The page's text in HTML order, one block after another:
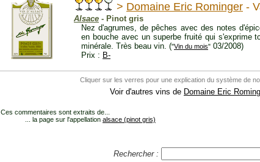
> Domaine Eric Rominger -
Alsace - Pinot gris
Nez d'agrumes, de pêches avec des notes
en bouche avec un superbe fruité qui s'exprime
minérale. Très beau vin. ("Vin du mois" 03/2008)
Prix : B-
Cliquer sur les verres pour une explication du système de
Voir d'autres vins de Domaine Eric
Ces commentaires sont extraits de...
... la page sur l'appellation alsace (pinot gris)
Rechercher :